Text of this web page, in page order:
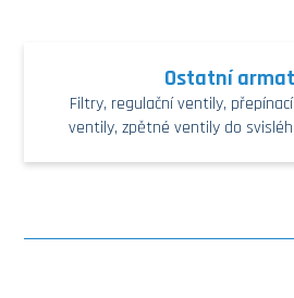
Ostatní
Filtry, regulační ventily,
ventily, zpětné ventily do